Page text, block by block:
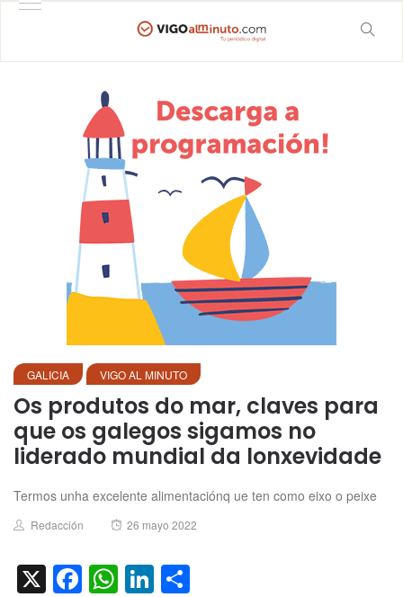
GALICIA VIGO AL MINUTO
Os produtos do mar, claves para
que os galegos sigamos no
liderado mundial da lonxevidade
Termos unha excelente alimentaciónq ue ten como eixo o peixe
Author
Redacción
Posted
26 mayo 2022
X Facebook
WhatsApp
LinkedIn